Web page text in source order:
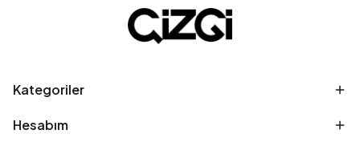
Kategoriler
Hesabım